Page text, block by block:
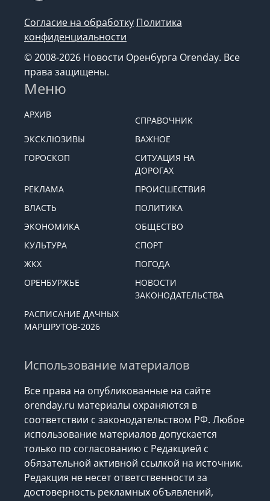
Согласие на обработку Политика
конфиденциальности
© 2008-2026 Новости Оренбурга Orenday. Все
права защищены.
Меню
АРХИВ
СПРАВОЧНИК
ЭКСКЛЮЗИВЫ
ВАЖНОЕ
ГОРОСКОП
СИТУАЦИЯ НА
ДОРОГАХ
РЕКЛАМА
ПРОИСШЕСТВИЯ
ВЛАСТЬ
ПОЛИТИКА
ЭКОНОМИКА
ОБЩЕСТВО
КУЛЬТУРА
СПОРТ
ЖКХ
ПОГОДА
ОРЕНБУРЖЬЕ
НОВОСТИ
ЗАКОНОДАТЕЛЬСТВА
РАСПИСАНИЕ ДАЧНЫХ
МАРШРУТОВ-2026
Использование материалов
Все права на опубликованные на сайте
orenday.ru материалы охраняются в
соответствии с законодательством РФ. Любое
использование материалов допускается
только по согласованию с Редакцией с
обязательной активной ссылкой на источник.
Редакция не несет ответственности за
достоверность рекламных объявлений,